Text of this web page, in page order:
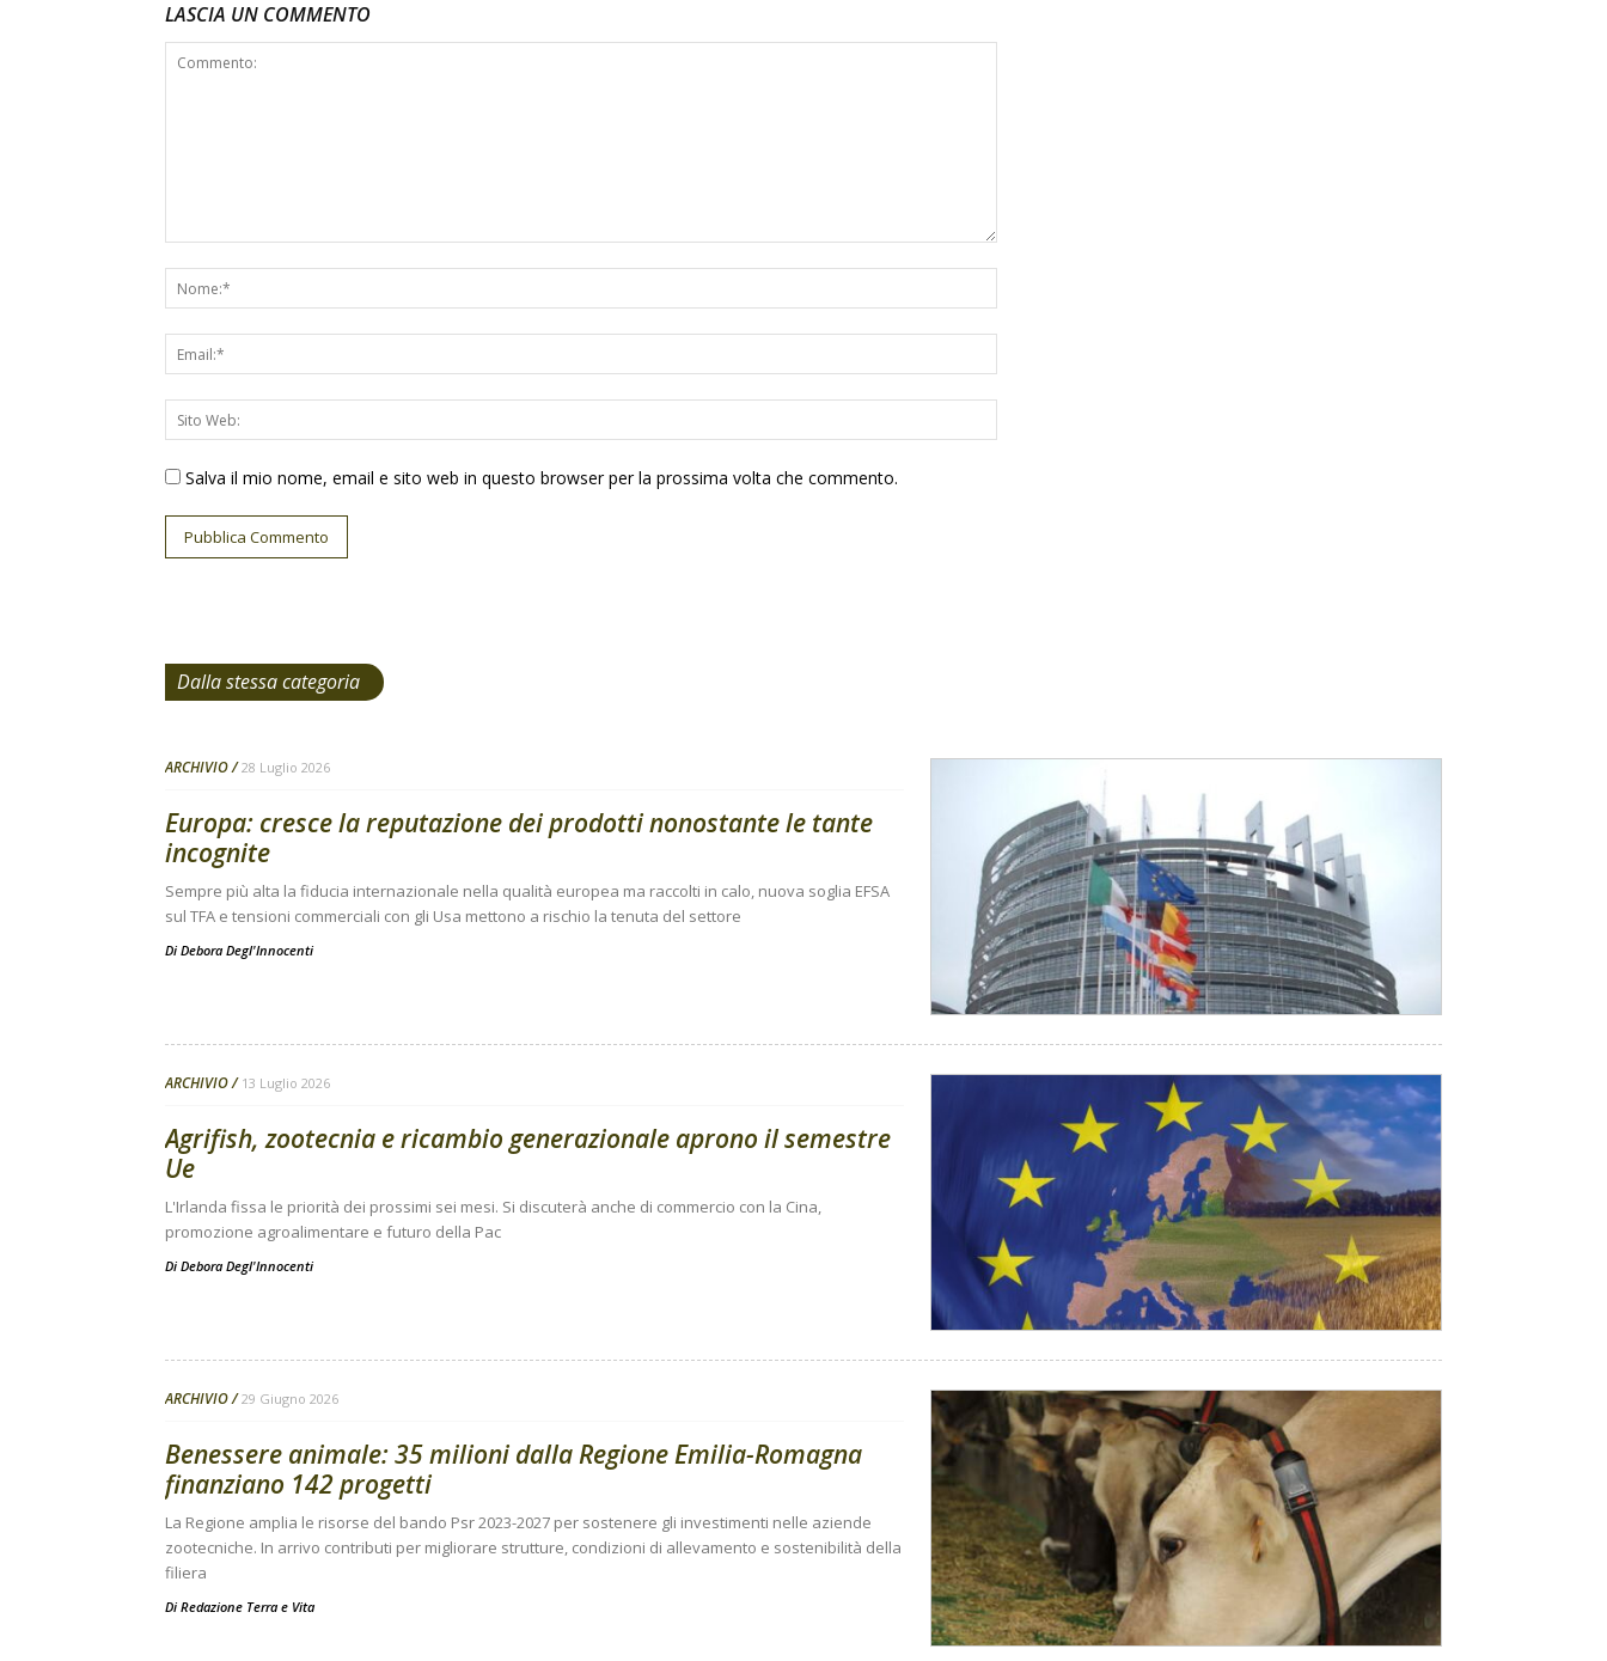
LASCIA UN COMMENTO
Salva il mio nome, email e sito web in questo browser per la prossima volta che commento.
Dalla stessa categoria
ARCHIVIO 28 Luglio 2026
Europa: cresce la reputazione dei prodotti nonostante le tante
incognite
Sempre più alta la fiducia internazionale nella qualità europea ma raccolti in calo, nuova soglia EFSA
sul TFA e tensioni commerciali con gli Usa mettono a rischio la tenuta del settore
Di Debora Degl'Innocenti
ARCHIVIO 13 Luglio 2026
Agrifish, zootecnia e ricambio generazionale aprono il semestre
Ue
L'Irlanda fissa le priorità dei prossimi sei mesi. Si discuterà anche di commercio con la Cina,
promozione agroalimentare e futuro della Pac
Di Debora Degl'Innocenti
ARCHIVIO 29 Giugno 2026
Benessere animale: 35 milioni dalla Regione Emilia-Romagna
finanziano 142 progetti
La Regione amplia le risorse del bando Psr 2023-2027 per sostenere gli investimenti nelle aziende
zootecniche. In arrivo contributi per migliorare strutture, condizioni di allevamento e sostenibilità della
filiera
Di Redazione Terra e Vita